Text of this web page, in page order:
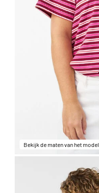
Bekijk de maten van het model